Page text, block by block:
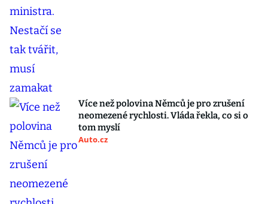
Více než polovina Němců je pro zrušení
neomezené rychlosti. Vláda řekla, co si o
tom myslí
Auto.cz